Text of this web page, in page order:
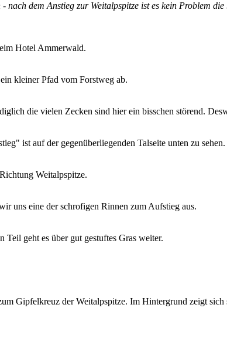
dem Anstieg zur Weitalpspitze ist es kein Problem
Hotel Ammerwald.
kleiner Pfad vom Forstweg ab.
die vielen Zecken sind hier ein bisschen störend.
ist auf der gegenüberliegenden Talseite unten zu sehen.
Weitalpspitze.
uns eine der schrofigen Rinnen zum Aufstieg aus.
geht es über gut gestuftes Gras weiter.
Gipfelkreuz der Weitalpspitze. Im Hintergrund zeigt sich